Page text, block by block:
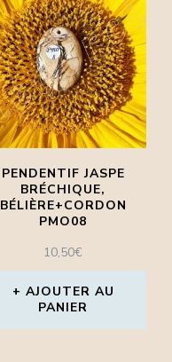
a
plusieurs
variations.
Les
options
peuvent
être
choisies
sur
la
page
du
PENDENTIF JASPE
BRÉCHIQUE,
BÉLIÈRE+CORDON
PMO08
10,50€
AJOUTER AU
PANIER